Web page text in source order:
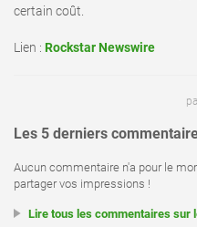
certain coût.
Lien : Rockstar Newswire
Les 5 derniers
Aucun commentaire n'a pour le
partager vos impressions !
Lire tous les commentaires sur